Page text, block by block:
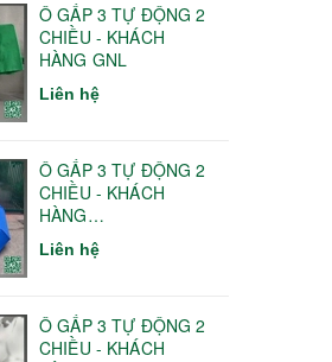
Ô GẤP 3 TỰ ĐỘNG 2
CHIỀU - KHÁCH
HÀNG GNL
Liên hệ
Ô GẤP 3 TỰ ĐỘNG 2
CHIỀU - KHÁCH
HÀNG
HANOITELECOM
Liên hệ
Ô GẤP 3 TỰ ĐỘNG 2
CHIỀU - KHÁCH